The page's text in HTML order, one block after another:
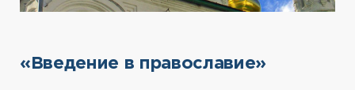
«Введение в православие»